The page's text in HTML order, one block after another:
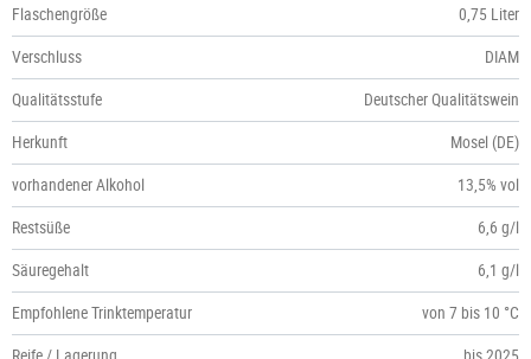
Flaschengröße
0,75 Liter
Verschluss
DIAM
Qualitätsstufe
Deutscher Qualitätswein
Herkunft
Mosel (DE)
vorhandener Alkohol
13,5% vol
Restsüße
6,6 g/l
Säuregehalt
6,1 g/l
Empfohlene Trinktemperatur
von 7 bis 10 °C